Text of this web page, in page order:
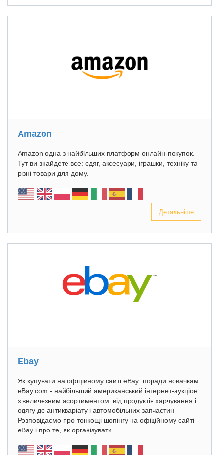
Amazon
Amazon одна з найбільших платформ онлайн-покупок.
Тут ви знайдете все: одяг, аксесуари, іграшки, техніку та
різні товари для дому.
Детальніше
Ebay
Як купувати на офіційному сайті eBay: поради новачкам
eBay.com - найбільший американський інтернет-аукціон
з величезним асортиментом: від продуктів харчування і
одягу до антикваріату і автомобільних запчастин.
Розповідаємо про тонкощі шопінгу на офіційному сайті
eBay і про те, як організувати...